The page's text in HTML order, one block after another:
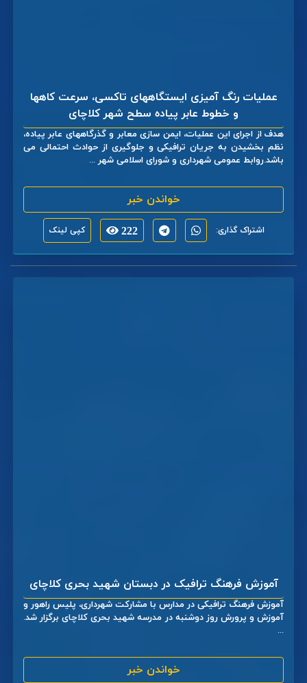
عملیات رنگ آمیزی ایستگاههای تاکسی، سرعت کاهها
و خطوط عابر پیاده سطح شهر کلاچای
هدف از اجرای این عملیات، ایمن سازی معابر و گذرگاههای عابر پیاده،
نظم بخشیدن به جریان ترافیکی و جلوگیری از حوادث احتمالی می
باشد.روابط عمومی شهرداری و شورای اسلامی شهر ...
خواندن خبر
اشتراک گذاری: 222 کپی لینک
آموزش فرهنگ ترافیک در دبستان شهید بحری کلاچای
آموزش فرهنگ ترافیکی در مدارس با مشارکت شهرداری، پلیس راهور و
آموزش و پرورش روز دوشنبه در مدرسه شهید بحری کلاچای برگزار شد.
...
خواندن خبر